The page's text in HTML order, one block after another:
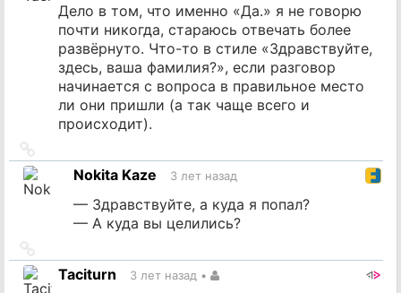
Дело в том, что именно «Да.» я не говорю
почти никогда, стараюсь отвечать более
развёрнуто. Что-то в стиле «Здравствуйте,
здесь, ваша фамилия?», если разговор
начинается с вопроса в правильное место
ли они пришли (а так чаще всего и
происходит).
на
источникNokita Kaze 3 лет назад
— Здравствуйте, а куда я попал?
— А куда вы целились?
на
источник
Taciturn 3 лет назад •